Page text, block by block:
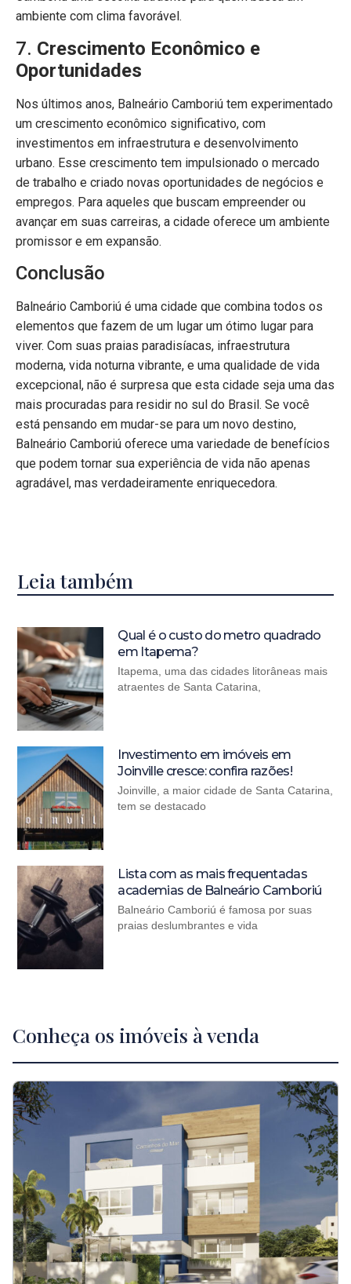
ambiente com clima favorável.
7. Crescimento Econômico e
Oportunidades
Nos últimos anos, Balneário Camboriú tem experimentado
um crescimento econômico significativo, com
investimentos em infraestrutura e desenvolvimento
urbano. Esse crescimento tem impulsionado o mercado
de trabalho e criado novas oportunidades de negócios e
empregos. Para aqueles que buscam empreender ou
avançar em suas carreiras, a cidade oferece um ambiente
promissor e em expansão.
Conclusão
Balneário Camboriú é uma cidade que combina todos os
elementos que fazem de um lugar um ótimo lugar para
viver. Com suas praias paradisíacas, infraestrutura
moderna, vida noturna vibrante, e uma qualidade de vida
excepcional, não é surpresa que esta cidade seja uma das
mais procuradas para residir no sul do Brasil. Se você
está pensando em mudar-se para um novo destino,
Balneário Camboriú oferece uma variedade de benefícios
que podem tornar sua experiência de vida não apenas
agradável, mas verdadeiramente enriquecedora.
Leia também
Qual é o custo do metro quadrado
em Itapema?
Itapema, uma das cidades litorâneas mais
atraentes de Santa Catarina,
Investimento em imóveis em
Joinville cresce: confira razões!
Joinville, a maior cidade de Santa Catarina,
tem se destacado
Lista com as mais frequentadas
academias de Balneário Camboriú
Balneário Camboriú é famosa por suas
praias deslumbrantes e vida
Conheça os imóveis à venda